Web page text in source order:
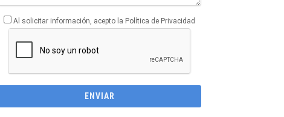
Al solicitar información, acepto la Política de Privacidad